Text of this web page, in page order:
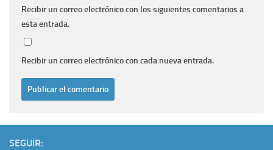
Recibir un correo electrónico con los siguientes comentarios a
esta entrada.
Recibir un correo electrónico con cada nueva entrada.
SEGUIR: